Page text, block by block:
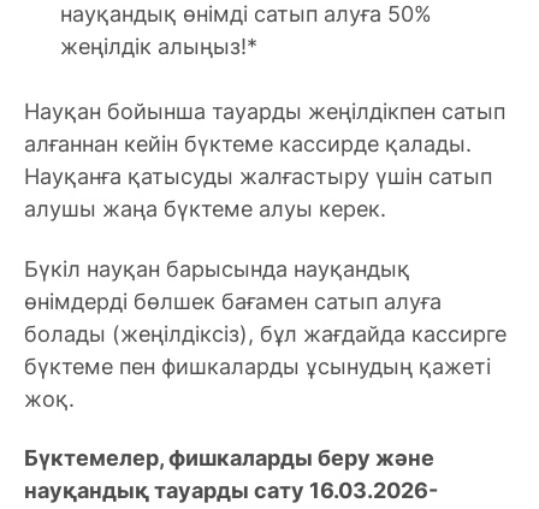
науқандық өнімді сатып алуға 50%
жеңілдік алыңыз!*
Науқан бойынша тауарды жеңілдікпен сатып
алғаннан кейін бүктеме кассирде қалады.
Науқанға қатысуды жалғастыру үшін сатып
алушы жаңа бүктеме алуы керек.
Бүкіл науқан барысында науқандық
өнімдерді бөлшек бағамен сатып алуға
болады (жеңілдіксіз), бұл жағдайда кассирге
бүктеме пен фишкаларды ұсынудың қажеті
жоқ.
Бүктемелер, фишкаларды беру және
науқандық тауарды сату 16.03.2026-